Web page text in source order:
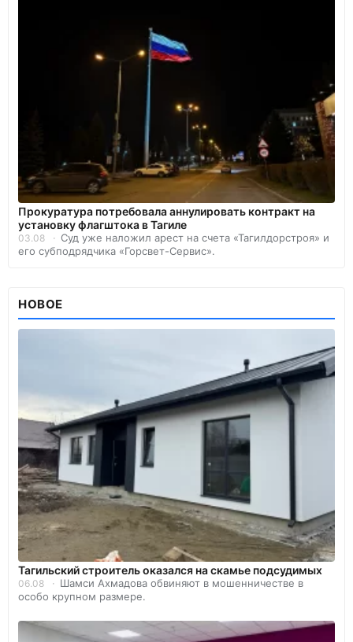
Прокуратура потребовала аннулировать контракт на
установку флагштока в Тагиле
03.08
Суд уже наложил арест на счета «Тагилдорстроя» и
его субподрядчика «Горсвет-Сервис».
НОВОЕ
Тагильский строитель оказался на скамье подсудимых
06.08
Шамси Ахмадова обвиняют в мошенничестве в
особо крупном размере.